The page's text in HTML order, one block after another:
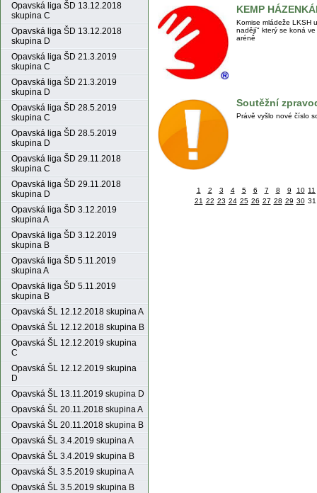
Opavská liga ŠD 13.12.2018
skupina C
Opavská liga ŠD 13.12.2018
skupina D
Opavská liga ŠD 21.3.2019
skupina C
Opavská liga ŠD 21.3.2019
skupina D
Opavská liga ŠD 28.5.2019
skupina C
Opavská liga ŠD 28.5.2019
skupina D
Opavská liga ŠD 29.11.2018
skupina C
Opavská liga ŠD 29.11.2018
skupina D
Opavská liga ŠD 3.12.2019
skupina A
Opavská liga ŠD 3.12.2019
skupina B
Opavská liga ŠD 5.11.2019
skupina A
Opavská liga ŠD 5.11.2019
skupina B
Opavská ŠL 12.12.2018 skupina A
Opavská ŠL 12.12.2018 skupina B
Opavská ŠL 12.12.2019 skupina
C
Opavská ŠL 12.12.2019 skupina
D
Opavská ŠL 13.11.2019 skupina D
Opavská ŠL 20.11.2018 skupina A
Opavská ŠL 20.11.2018 skupina B
Opavská ŠL 3.4.2019 skupina A
Opavská ŠL 3.4.2019 skupina B
Opavská ŠL 3.5.2019 skupina A
Opavská ŠL 3.5.2019 skupina B
KEMP
Komise mládeže LKSH
nadějí" který se koná
aréně
Soutěžní
Právě vyšlo nové číslo
1 2 3 4 5 6 7 8 9 10 11
21 22 23 24 25 26 27 28 29 30 31